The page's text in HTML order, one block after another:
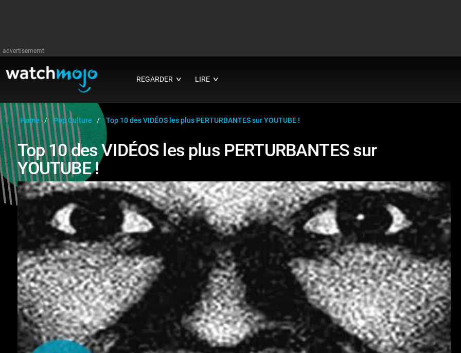
advertisememt
REGARDER ∨ LIRE ∨
Home Pop Culture Top 10 des VIDÉOS les plus PERTURBANTES sur YOUTUBE !
Top 10 des VIDÉOS les plus PERTURBANTES sur
YOUTUBE !